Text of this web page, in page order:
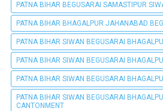
PATNA BIHAR BEGUSARAI SAMASTIPUR
PATNA BIHAR BHAGALPUR JAHANABAD
PATNA BIHAR SIWAN BEGUSARAI
PATNA BIHAR SIWAN BEGUSARAI
PATNA BIHAR SIWAN BEGUSARAI
PATNA BIHAR SIWAN BEGUSARAI
CANTONMENT